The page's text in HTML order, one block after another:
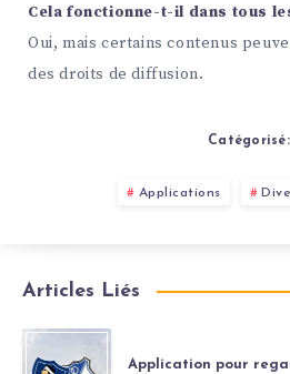
Cela fonctionne-t-il dans tous
Oui, mais certains contenus
des droits de diffusion.
Catégorisé:
Applications
Articles Liés
Application pour